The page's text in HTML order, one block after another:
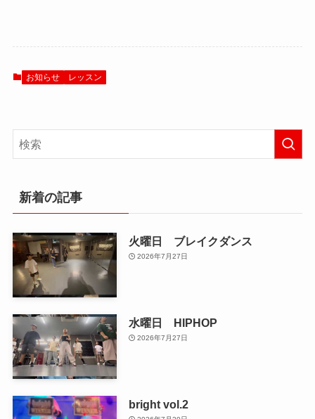
お知らせ レッスン
新着の記事
火曜日 ブレイクダンス
2026年7月27日
水曜日 HIPHOP
2026年7月27日
bright vol.2